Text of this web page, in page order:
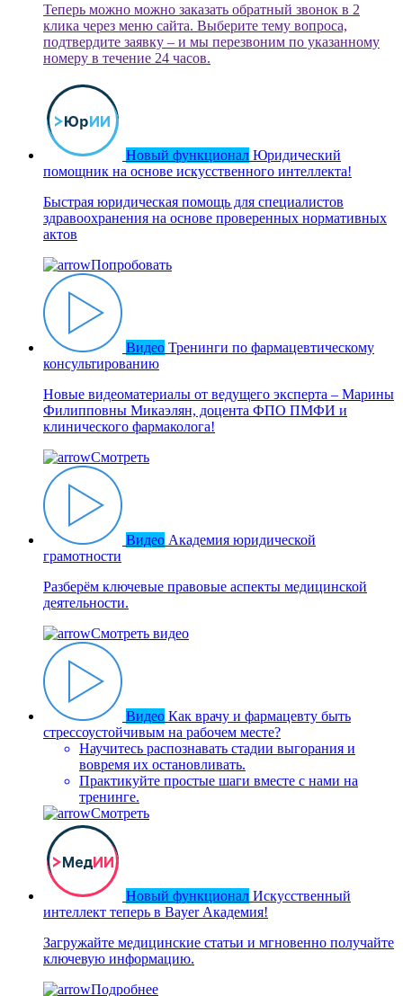
Теперь можно можно заказать обратный звонок в 2
клика через меню сайта. Выберите тему вопроса,
подтвердите заявку – и мы перезвоним по указанному
номеру в течение 24 часов.
Новый функционал Юридический
помощник на основе искусственного интеллекта!
Быстрая юридическая помощь для специалистов
здравоохранения на основе проверенных нормативных
актов
Попробовать
Видео Тренинги по фармацевтическому
консультированию
Новые видеоматериалы от ведущего эксперта – Марины
Филипповны Микаэлян, доцента ФПО ПМФИ и
клинического фармаколога!
Смотреть
Видео Академия юридической
грамотности
Разберём ключевые правовые аспекты медицинской
деятельности.
Смотреть видео
Видео Как врачу и фармацевту быть
стрессоустойчивым на рабочем месте?
Научитесь распознавать стадии выгорания и
вовремя их остановливать.
Практикуйте простые шаги вместе с нами на
тренинге.
Смотреть
Новый функционал Искусственный
интеллект теперь в Bayer Академия!
Загружайте медицинские статьи и мгновенно получайте
ключевую информацию.
Подробнее